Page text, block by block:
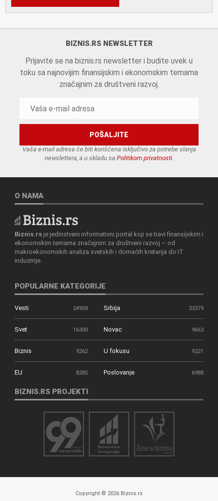
BIZNIS.RS NEWSLETTER
Prijavite se na biznis.rs newsletter i budite uvek u
toku sa najnovijim finansijskim i ekonomskim temama
značajnim za društveni razvoj.
Vaša e-mail adresa će biti korišćena isključivo za potrebe slanja
newslettera, a u skladu sa Politikom privatnosti.
O NAMA
Biznis.rs je jedinstveni informativni portal koji se bavi finansijskim i
ekonomskim temama značajnim za društveni razvoj – od
makroekonomskih analiza svetskih i domaćih kretanja do IT
industrije.
POPULARNE KATEGORIJE
Vesti 24958 Srbija 23379
Svet 16300 Novac 9663
Biznis 9262 U fokusu 9221
EU 8285 Poslovanje 6988
BIZNIS.RS PROJEKTI
Copyright © 2026 Biznis.rs